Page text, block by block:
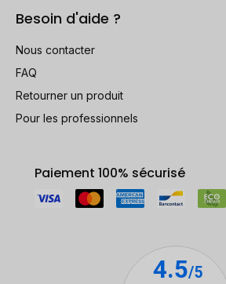
Besoin d'aide ?
Nous contacter
FAQ
Retourner un produit
Pour les professionnels
Paiement 100% sécurisé